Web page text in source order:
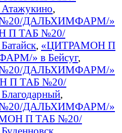
,
ДАЛЬХИМФАРМ/»
П ТАБ №20/
, «ЦИТРАМОН П
» в Бейсуг,
ДАЛЬХИМФАРМ/»
П ТАБ №20/
,
ДАЛЬХИМФАРМ/»
П ТАБ №20/